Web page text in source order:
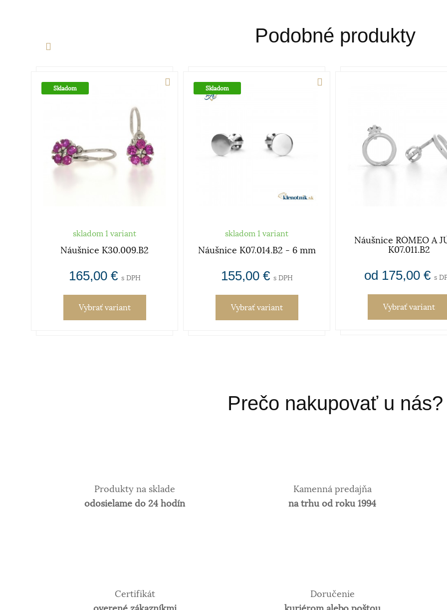
Podobné produkty
Skladom
skladom 1 variant
Náušnice K30.009.B2
165,00 € s DPH
Vybrať variant
Skladom
skladom 1 variant
Náušnice K07.014.B2 - 6 mm
155,00 € s DPH
Vybrať variant
Náušnice RÓMEO A
K07.011.B2
od 175,00 € s
Vybrať variant
Prečo nakupovať u nás?
Produkty na sklade
odosielame do 24 hodín
Kamenná predajňa
na trhu od roku 1994
Certifikát
Doručenie